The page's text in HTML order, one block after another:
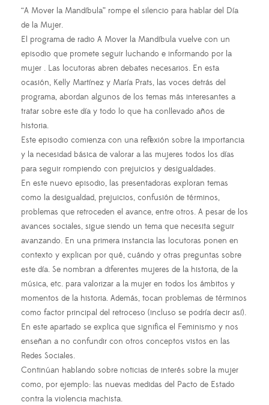
“A Mover la Mandíbula” rompe el silencio para hablar del Día
de la Mujer.
El programa de radio A Mover la Mandíbula vuelve con un
episodio que promete seguir luchando e informando por la
mujer . Las locutoras abren debates necesarios. En esta
ocasión, Kelly Martínez y María Prats, las voces detrás del
programa, abordan algunos de los temas más interesantes a
tratar sobre este día y todo lo que ha conllevado años de
historia.
Este episodio comienza con una reflexión sobre la importancia
y la necesidad básica de valorar a las mujeres todos los días
para seguir rompiendo con prejuicios y desigualdades.
En este nuevo episodio, las presentadoras exploran temas
como la desigualdad, prejuicios, confusión de términos,
problemas que retroceden el avance, entre otros. A pesar de los
avances sociales, sigue siendo un tema que necesita seguir
avanzando. En una primera instancia las locutoras ponen en
contexto y explican por qué, cuándo y otras preguntas sobre
este día. Se nombran a diferentes mujeres de la historia, de la
música, etc. para valorizar a la mujer en todos los ámbitos y
momentos de la historia. Además, tocan problemas de términos
como factor principal del retroceso (incluso se podría decir así).
En este apartado se explica que significa el Feminismo y nos
enseñan a no confundir con otros conceptos vistos en las
Redes Sociales.
Continúan hablando sobre noticias de interés sobre la mujer
como, por ejemplo: las nuevas medidas del Pacto de Estado
contra la violencia machista.